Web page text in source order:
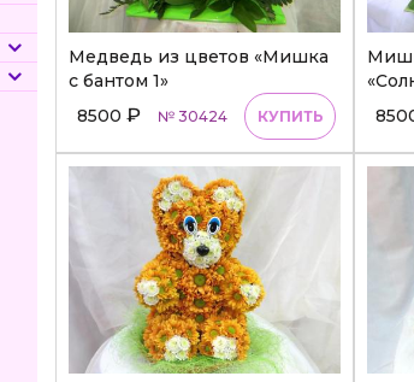
Медведь из цветов «Мишка
с бантом 1»
8500 ₽ № 30424 КУПИТЬ